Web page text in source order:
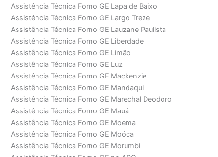
Assistência Técnica Forno GE Lapa de Baixo
Assistência Técnica Forno GE Largo Treze
Assistência Técnica Forno GE Lauzane Paulista
Assistência Técnica Forno GE Liberdade
Assistência Técnica Forno GE Limão
Assistência Técnica Forno GE Luz
Assistência Técnica Forno GE Mackenzie
Assistência Técnica Forno GE Mandaqui
Assistência Técnica Forno GE Marechal Deodoro
Assistência Técnica Forno GE Mauá
Assistência Técnica Forno GE Moema
Assistência Técnica Forno GE Moóca
Assistência Técnica Forno GE Morumbi